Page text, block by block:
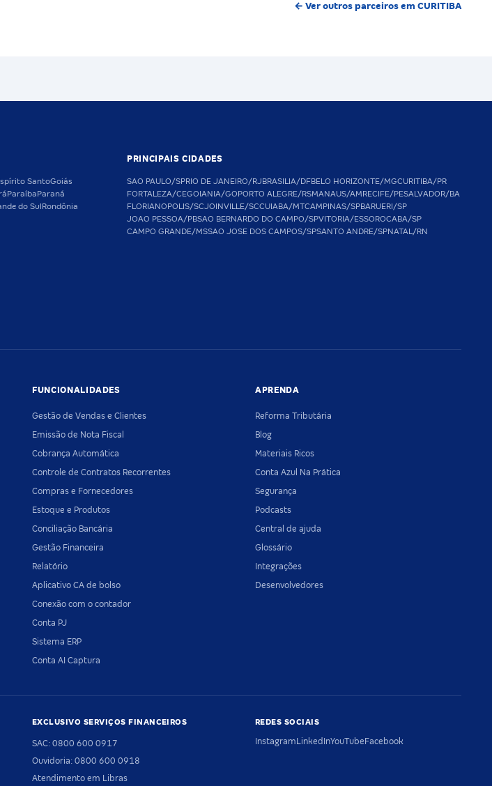
← Ver outros parceiros em CURITIBA
SantoGoiás
ParaíbaParaná
do SulRondônia
PRINCIPAIS CIDADES
SAO PAULO/SPRIO DE JANEIRO/RJBRASILIA/DFBELO HORIZONTE/MGCURITIBA/PR
FORTALEZA/CEGOIANIA/GOPORTO ALEGRE/RSMANAUS/AMRECIFE/PESALVADOR/BA
FLORIANOPOLIS/SCJOINVILLE/SCCUIABA/MTCAMPINAS/SPBARUERI/SP
JOAO PESSOA/PBSAO BERNARDO DO CAMPO/SPVITORIA/ESSOROCABA/SP
CAMPO GRANDE/MSSAO JOSE DOS CAMPOS/SPSANTO ANDRE/SPNATAL/RN
FUNCIONALIDADES
Gestão de Vendas e Clientes
Emissão de Nota Fiscal
Cobrança Automática
Controle de Contratos Recorrentes
Compras e Fornecedores
Estoque e Produtos
Conciliação Bancária
Gestão Financeira
Relatório
Aplicativo CA de bolso
Conexão com o contador
Conta PJ
Sistema ERP
Conta AI Captura
APRENDA
Reforma Tributária
Blog
Materiais Ricos
Conta Azul Na Prática
Segurança
Podcasts
Central de ajuda
Glossário
Integrações
Desenvolvedores
EXCLUSIVO SERVIÇOS FINANCEIROS
SAC: 0800 600 0917
Ouvidoria: 0800 600 0918
Atendimento em Libras
REDES SOCIAIS
InstagramLinkedInYouTubeFacebook